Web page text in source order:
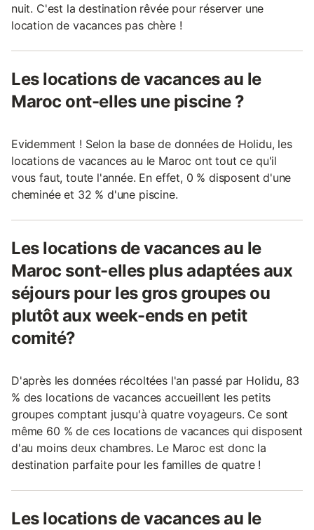
nuit. C'est la destination rêvée pour réserver une
location de vacances pas chère !
Les locations de vacances au le
Maroc ont-elles une piscine ?
Evidemment ! Selon la base de données de Holidu, les
locations de vacances au le Maroc ont tout ce qu'il
vous faut, toute l'année. En effet, 0 % disposent d'une
cheminée et 32 % d'une piscine.
Les locations de vacances au le
Maroc sont-elles plus adaptées aux
séjours pour les gros groupes ou
plutôt aux week-ends en petit
comité?
D'après les données récoltées l'an passé par Holidu, 83
% des locations de vacances accueillent les petits
groupes comptant jusqu'à quatre voyageurs. Ce sont
même 60 % de ces locations de vacances qui disposent
d'au moins deux chambres. Le Maroc est donc la
destination parfaite pour les familles de quatre !
Les locations de vacances au le